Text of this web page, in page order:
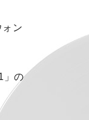
ォン
」の